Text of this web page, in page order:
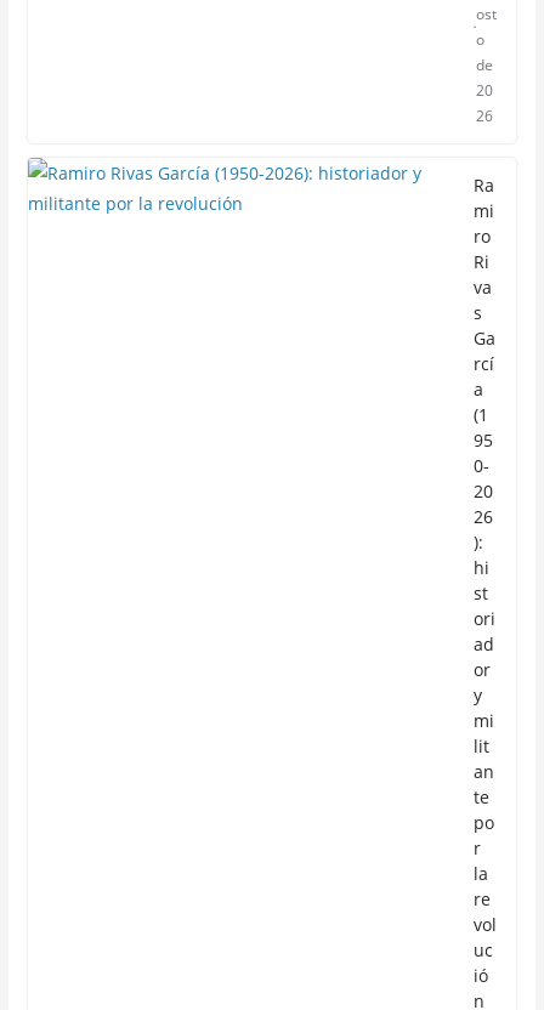
ost
o
de
20
26
Ra
mi
ro
Ri
va
s
Ga
rcí
a
(1
95
0-
20
26
):
hi
st
ori
ad
or
y
mi
lit
an
te
po
r
la
re
vol
uc
ió
n